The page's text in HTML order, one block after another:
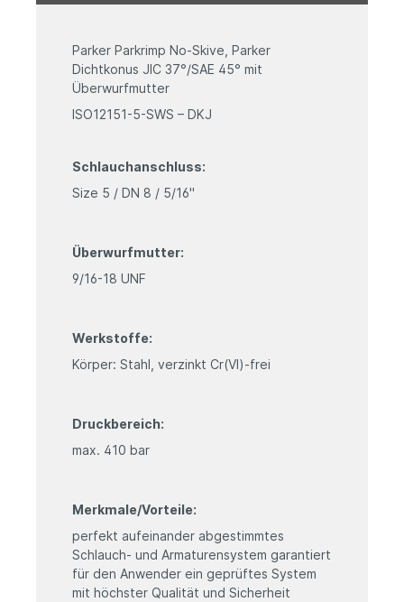
Parker Parkrimp No-Skive, Parker
Dichtkonus JIC 37°/SAE 45° mit
Überwurfmutter
ISO12151-5-SWS – DKJ
Schlauchanschluss:
Size 5 / DN 8 / 5/16"
Überwurfmutter:
9/16-18 UNF
Werkstoffe:
Körper: Stahl, verzinkt Cr(VI)-frei
Druckbereich:
max. 410 bar
Merkmale/Vorteile:
perfekt aufeinander abgestimmtes
Schlauch- und Armaturensystem garantiert
für den Anwender ein geprüftes System
mit höchster Qualität und Sicherheit